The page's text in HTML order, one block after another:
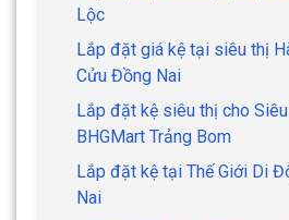
Lộc
Lắp đặt giá kệ tại siêu thị
Cửu Đồng Nai
Lắp đặt kệ siêu thị cho
BHGMart Trảng Bom
Lắp đặt kệ tại Thế Giới Di
Nai